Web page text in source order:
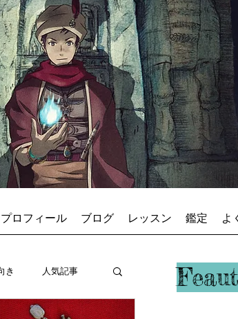
き 人気記事 占星術師アキュバル
プロフィール ブログ レッスン 鑑定 よ